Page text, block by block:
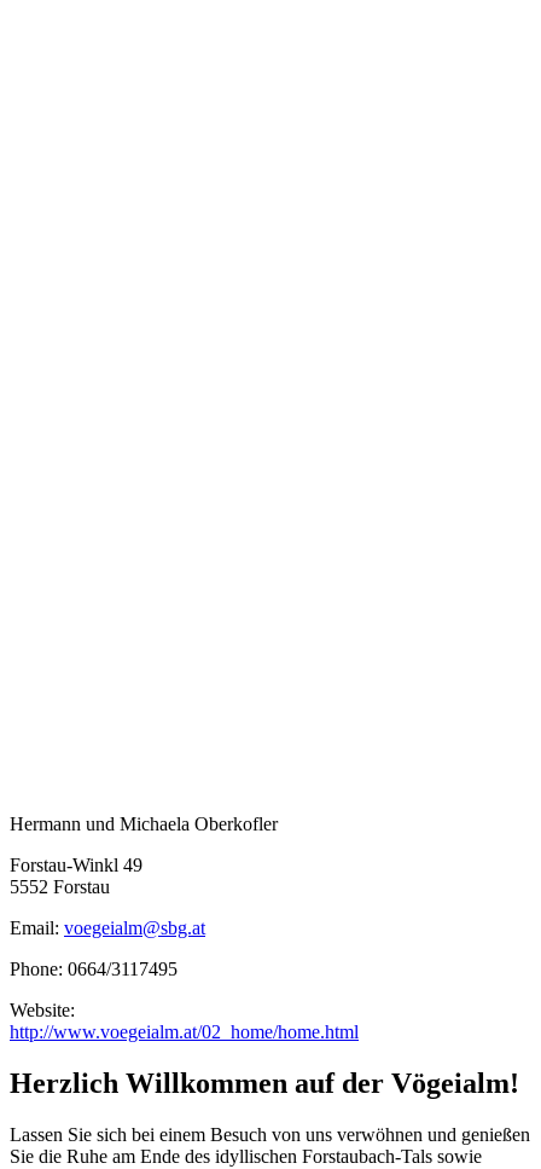
Hermann und Michaela Oberkofler
Forstau-Winkl 49
5552 Forstau
Email: voegeialm@sbg.at
Phone: 0664/3117495
Website:
http://www.voegeialm.at/02_home/home.html
Herzlich Willkommen auf der Vögeialm!
Lassen Sie sich bei einem Besuch von uns verwöhnen und genießen
Sie die Ruhe am Ende des idyllischen Forstaubach-Tals sowie